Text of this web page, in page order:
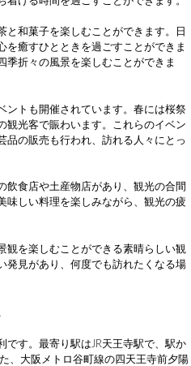
と和菓子を楽しむことができます。日
を癒すひとときを過ごすことができま
季折々の風景を楽しむことができま
ントも開催されています。春には桜祭
観光客で賑わいます。これらのイベン
品の販売も行われ、訪れる人々にとっ
飲食店や土産物店があり、観光の合間
味しい料理を楽しみながら、観光の疲
観を楽しむことができる素晴らしい観
発見があり、何度でも訪れたくなる場
です。最寄り駅はJR天王寺駅で、駅か
、大阪メトロ谷町線の四天王寺前夕陽